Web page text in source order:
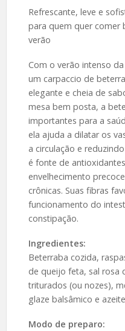
Refrescante, leve e
para quem quer comer
verão
Com o verão intenso
um carpaccio de
elegante e cheia de
mesa bem posta, a
importantes para a
ela ajuda a dilatar os
a circulação e
é fonte de
envelhecimento
crônicas. Suas fibras
funcionamento do
constipação.
Ingredientes:
Beterraba cozida,
de queijo feta, sal rosa
triturados (ou nozes),
glaze balsâmico e
Modo de preparo: